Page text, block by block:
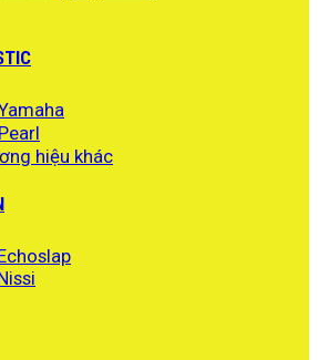
hiệu khác